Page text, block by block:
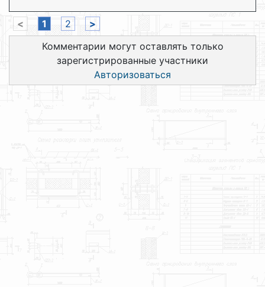
< 1 2
>
Комментарии могут оставлять только
зарегистрированные участники
Авторизоваться